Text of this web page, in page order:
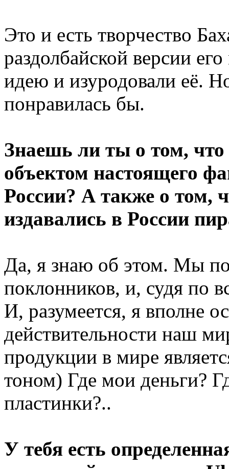
Это и есть творчество
раздолбайской версии
идею и изуродовали её.
понравилась бы.
Знаешь ли ты о том, что
объектом настоящего
России? А также о том,
издавались в России
Да, я знаю об этом. Мы
поклонников, и, судя по
И, разумеется, я вполне
действительности наш
продукции в мире
тоном) Где мои деньги?
пластинки?..
У тебя есть